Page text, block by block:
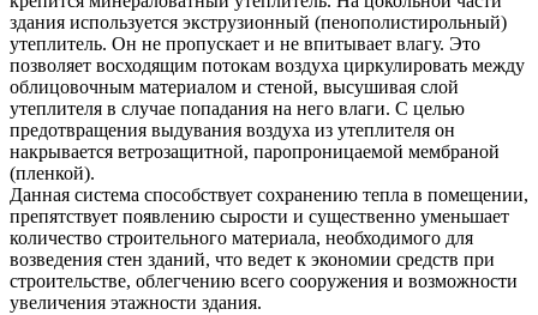
здания используется экструзионный (пенополистирольный)
утеплитель. Он не пропускает и не впитывает влагу. Это
позволяет восходящим потокам воздуха циркулировать между
облицовочным материалом и стеной, высушивая слой
утеплителя в случае попадания на него влаги. С целью
предотвращения выдувания воздуха из утеплителя он
накрывается ветрозащитной, паропроницаемой мембраной
(пленкой).
Данная система способствует сохранению тепла в помещении,
препятствует появлению сырости и существенно уменьшает
количество строительного материала, необходимого для
возведения стен зданий, что ведет к экономии средств при
строительстве, облегчению всего сооружения и возможности
увеличения этажности здания.